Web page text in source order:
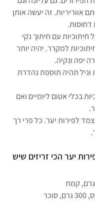
אווריריות. זה יעשה אותן
דחוסות.
עם חיתוך נקי
למקרר. יהיה יותר
יפה ונקיה.
וניל תהיה תוספת נהדרת
בכלי אטום ליומיים ואם
לפירות יער. כל פרי רך
יער הכי זריזים שיש